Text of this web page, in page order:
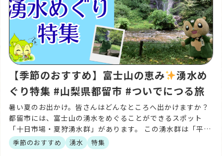
【季節のおすすめ】富士山の恵み
湧水め
ぐり特集 #山梨県都留市 #ついでにつる旅
暑い夏のお出かけ。皆さんはどんなところへ出かけますか？
都留市には、富士山の湧水をめぐることができるスポット
「十日市場・夏狩湧水群」があります。 この湧水群は「平成
の名水百選」にも選ばれており、富士山の伏流水が長い年月
を […]
季節のおすすめ 湧水 特集